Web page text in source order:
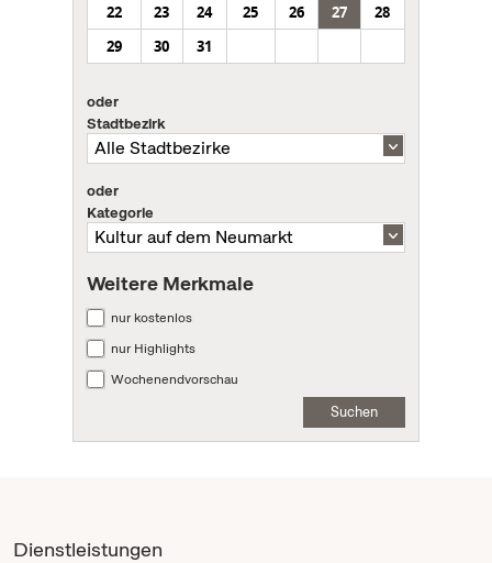
22
23 24 25 26 27
28
29
30 31
oder
Stadtbezirk
oder
Kategorie
Weitere Merkmale
nur kostenlos
nur Highlights
Wochenendvorschau
Suchen
Dienstleistungen